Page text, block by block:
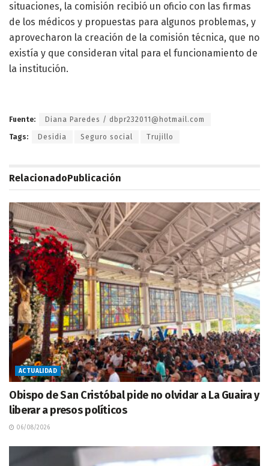
situaciones, la comisión recibió un oficio con las firmas
de los médicos y propuestas para algunos problemas, y
aprovecharon la creación de la comisión técnica, que no
existía y que consideran vital para el funcionamiento de
la institución.
Fuente: Diana Paredes / dbpr232011@hotmail.com
Tags: Desidia Seguro social Trujillo
RelacionadoPublicación
ACTUALIDAD
Obispo de San Cristóbal pide no olvidar a La Guaira y
liberar a presos políticos
06/08/2026